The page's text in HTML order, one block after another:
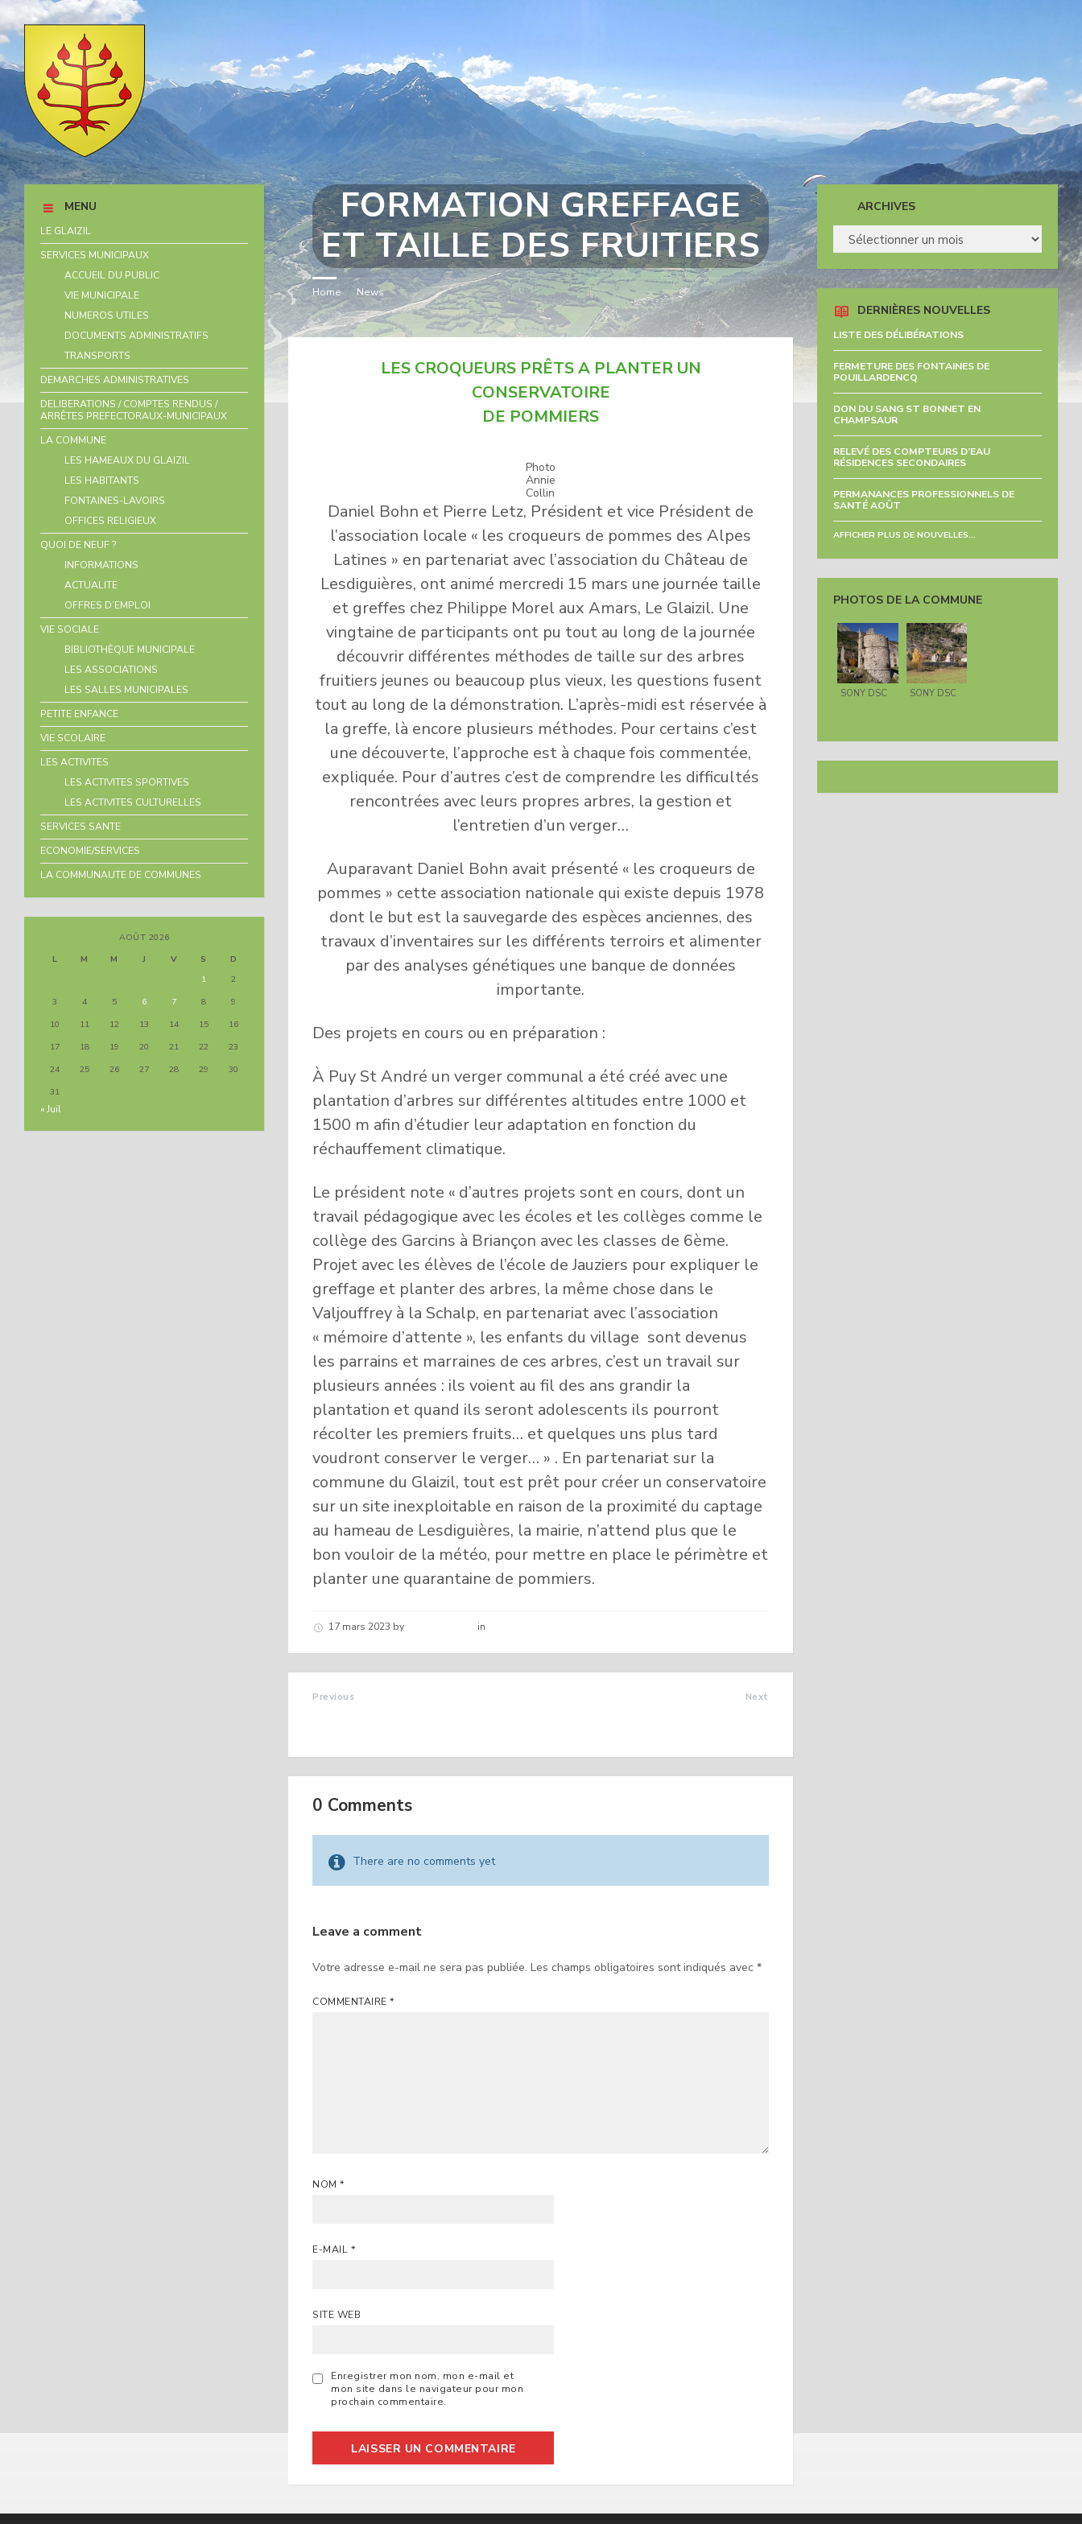
to
content
to
left
sidebar
to
right
sidebar
to
footer
FORMATION GREFFAGE
ET TAILLE DES FRUITIERS
Home / News
LES CROQUEURS PRÊTS A PLANTER UN
CONSERVATOIRE
DE POMMIERS
Photo
Annie
Collin
Daniel Bohn et Pierre Letz, Président et vice Président de
l’association locale « les croqueurs de pommes des Alpes
Latines » en partenariat avec l’association du Château de
Lesdiguières, ont animé mercredi 15 mars une journée taille
et greffes chez Philippe Morel aux Amars, Le Glaizil. Une
vingtaine de participants ont pu tout au long de la journée
découvrir différentes méthodes de taille sur des arbres
fruitiers jeunes ou beaucoup plus vieux, les questions fusent
tout au long de la démonstration. L’après-midi est réservée à
la greffe, là encore plusieurs méthodes. Pour certains c’est
une découverte, l’approche est à chaque fois commentée,
expliquée. Pour d’autres c’est de comprendre les difficultés
rencontrées avec leurs propres arbres, la gestion et
l’entretien d’un verger…
Auparavant Daniel Bohn avait présenté « les croqueurs de
pommes » cette association nationale qui existe depuis 1978
dont le but est la sauvegarde des espèces anciennes, des
travaux d’inventaires sur les différents terroirs et alimenter
par des analyses génétiques une banque de données
importante.
Des projets en cours ou en préparation :
À Puy St André un verger communal a été créé avec une
plantation d’arbres sur différentes altitudes entre 1000 et
1500 m afin d’étudier leur adaptation en fonction du
réchauffement climatique.
Le président note « d’autres projets sont en cours, dont un
travail pédagogique avec les écoles et les collèges comme le
collège des Garcins à Briançon avec les classes de 6ème.
Projet avec les élèves de l’école de Jauziers pour expliquer le
greffage et planter des arbres, la même chose dans le
Valjouffrey à la Schalp, en partenariat avec l’association
« mémoire d’attente », les enfants du village sont devenus
les parrains et marraines de ces arbres, c’est un travail sur
plusieurs années : ils voient au fil des ans grandir la
plantation et quand ils seront adolescents ils pourront
récolter les premiers fruits… et quelques uns plus tard
voudront conserver le verger… » . En partenariat sur la
commune du Glaizil, tout est prêt pour créer un conservatoire
sur un site inexploitable en raison de la proximité du captage
au hameau de Lesdiguières, la mairie, n’attend plus que le
bon vouloir de la météo, pour mettre en place le périmètre et
planter une quarantaine de pommiers.
17 mars 2023 by in
Previous Next
0 Comments
There are no comments yet
Leave a comment
Votre adresse e-mail ne sera pas publiée. Les champs obligatoires sont indiqués avec*
COMMENTAIRE*
NOM*
E-MAIL *
SITE WEB
Enregistrer mon nom, mon e-mail et
mon site dans le navigateur pour mon
prochain commentaire.
MENU
LE GLAIZIL
SERVICES MUNICIPAUX
ACCUEIL DU PUBLIC
VIE MUNICIPALE
NUMEROS UTILES
DOCUMENTS ADMINISTRATIFS
TRANSPORTS
DEMARCHES ADMINISTRATIVES
DELIBERATIONS / COMPTES RENDUS /
ARRÊTES PREFECTORAUX-MUNICIPAUX
LA COMMUNE
LES HAMEAUX DU GLAIZIL
LES HABITANTS
FONTAINES-LAVOIRS
OFFICES RELIGIEUX
QUOI DE NEUF ?
INFORMATIONS
ACTUALITE
OFFRES D’EMPLOI
VIE SOCIALE
BIBLIOTHÈQUE MUNICIPALE
LES ASSOCIATIONS
LES SALLES MUNICIPALES
PETITE ENFANCE
VIE SCOLAIRE
LES ACTIVITES
LES ACTIVITES SPORTIVES
LES ACTIVITES CULTURELLES
SERVICES SANTE
ECONOMIE/SERVICES
LA COMMUNAUTE DE COMMUNES
AOÛT 2026
L
M M J V S
D
1
2
3
4 5 6 7 8
9
10
11 12 13 14 15
16
17
18 19 20 21 22
23
24
25 26 27 28 29
30
31
« Juil
ARCHIVES
ARCHIVES
DERNIÈRES NOUVELLES
LISTE DES DÉLIBÉRATIONS
FERMETURE DES FONTAINES DE
POUILLARDENCQ
DON DU SANG ST BONNET EN
CHAMPSAUR
RELEVÉ DES COMPTEURS D’EAU
RÉSIDENCES SECONDAIRES
PERMANANCES PROFESSIONNELS DE
SANTÉ AOÛT
AFFICHER PLUS DE NOUVELLES...
PHOTOS DE LA COMMUNE
SONY DSC SONY DSC